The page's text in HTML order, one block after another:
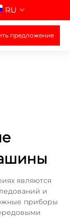
RU
предложение
являются
и
приборы